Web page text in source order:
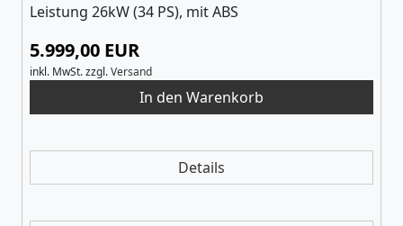
Leistung 26kW (34 PS), mit ABS
5.999,00 EUR
inkl. MwSt.zzgl.Versand
Details